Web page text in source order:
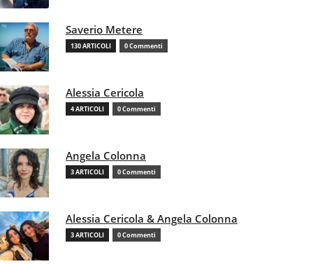
Saverio Metere
130 ARTICOLI 0 Commenti
Alessia Cericola
4 ARTICOLI 0 Commenti
Angela Colonna
3 ARTICOLI 0 Commenti
Alessia Cericola & Angela Colonna
3 ARTICOLI 0 Commenti